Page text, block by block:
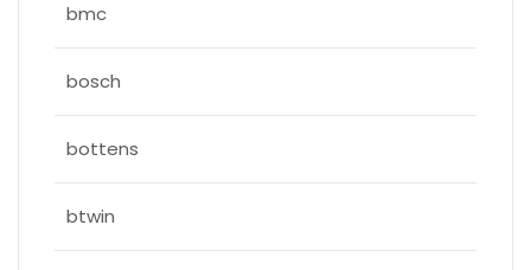
bmc
bosch
bottens
btwin